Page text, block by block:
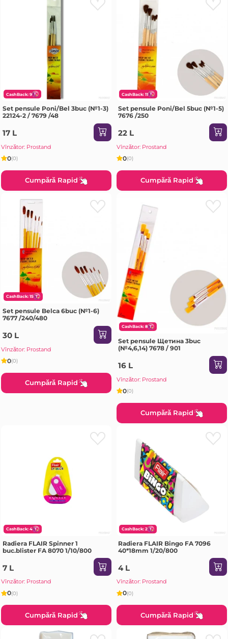
CashBack: 9
Set pensule Poni/Bel 3buc (№1-3)
22124-2 / 7679 /48
17 L
Vînzător: Prostand
0(0)
Cumpără Rapid
CashBack: 11
Set pensule Poni/Bel 5buc (№1-5)
7676 /250
22 L
Vînzător: Prostand
0(0)
Cumpără Rapid
CashBack: 15
Set pensule Belca 6buc (№1-6)
7677 /240/480
30 L
Vînzător: Prostand
0(0)
Cumpără Rapid
CashBack: 8
Set pensule Щетина 3buc
(№4,6,14) 7678 / 901
16 L
Vînzător: Prostand
0(0)
Cumpără Rapid
CashBack: 4
Radiera FLAIR Spinner 1
buc.blister FA 8070 1/10/800
7 L
Vînzător: Prostand
0(0)
Cumpără Rapid
CashBack: 2
Radiera FLAIR Bingo FA 7096
40*18mm 1/20/800
4 L
Vînzător: Prostand
0(0)
Cumpără Rapid